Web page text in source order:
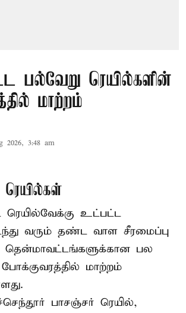
பல்வேறு ரெயில்களின்
மாற்றம்
2026, 3:48 am
ரெயில்கள்
உட்பட்ட
வரும் தண்ட வாள சீரமைப்பு
தென்மாவட்டங்களுக்கான பல
மாற்றம்
பாசஞ்சர் ரெயில்,